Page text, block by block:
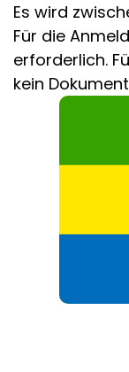
Es wird
Für die
erforderlich.
kein